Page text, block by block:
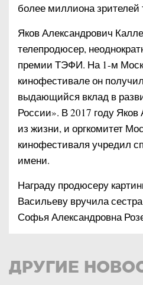
более миллиона зрителей
Яков Александрович
телепродюсер,
премии ТЭФИ. На 1-м
кинофестивале он
выдающийся вклад в
России». В 2017 году
из жизни, и оргкомитет
кинофестиваля учредил
имени.
Награду продюсеру
Васильеву вручила
Софья Александровна
ДРУГИЕ